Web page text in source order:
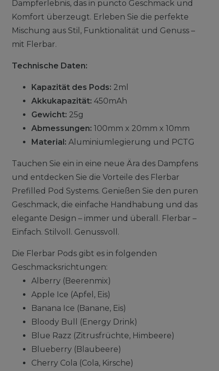
Dampferlebnis, das in puncto Geschmack und
Komfort überzeugt. Erleben Sie die perfekte
Mischung aus Stil, Funktionalität und Genuss –
mit Flerbar.
Technische Daten:
Kapazität des Pods: 2ml
Akkukapazität: 450mAh
Gewicht: 25g
Abmessungen: 100mm x 20mm x 10mm
Material: Aluminiumlegierung und PCTG
Tauchen Sie ein in eine neue Ära des Dampfens
und entdecken Sie die Vorteile des Flerbar
Prefilled Pod Systems. Genießen Sie den puren
Geschmack, die einfache Handhabung und das
elegante Design – immer und überall. Flerbar –
Einfach. Stilvoll. Genussvoll.
Die Flerbar Pods gibt es in folgenden
Geschmacksrichtungen:
Alberry (Beerenmix)
Apple Ice (Apfel, Eis)
Banana Ice (Banane, Eis)
Bloody Bull (Energy Drink)
Blue Razz (Zitrusfrüchte, Himbeere)
Blueberry (Blaubeere)
Cherry Cola (Cola, Kirsche)